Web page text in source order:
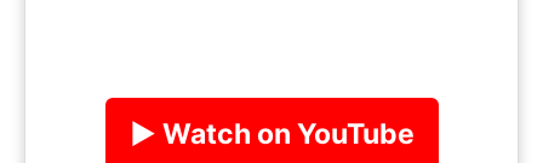
▶ Watch on YouTube